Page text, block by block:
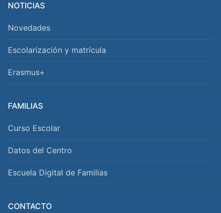
NOTICIAS
Novedades
Escolarización y matrícula
Erasmus+
FAMILIAS
Curso Escolar
Datos del Centro
Escuela Digital de Familias
CONTACTO